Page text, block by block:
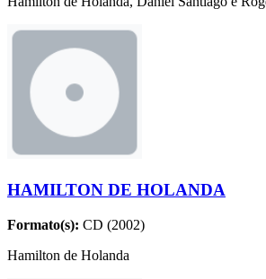
HAMILTON DE HOLANDA
Formato(s): CD (2002)
Hamilton de Holanda